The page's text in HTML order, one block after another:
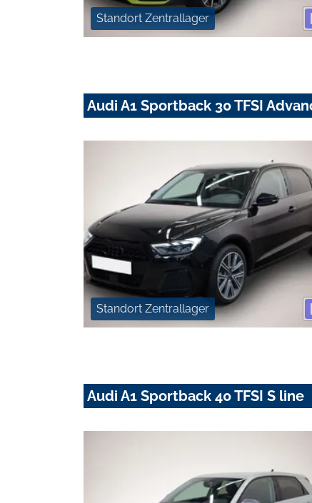
Standort Zentrallager
Audi A1 Sportback 30 TFSI
Standort Zentrallager
Audi A1 Sportback 40 TFSI S line